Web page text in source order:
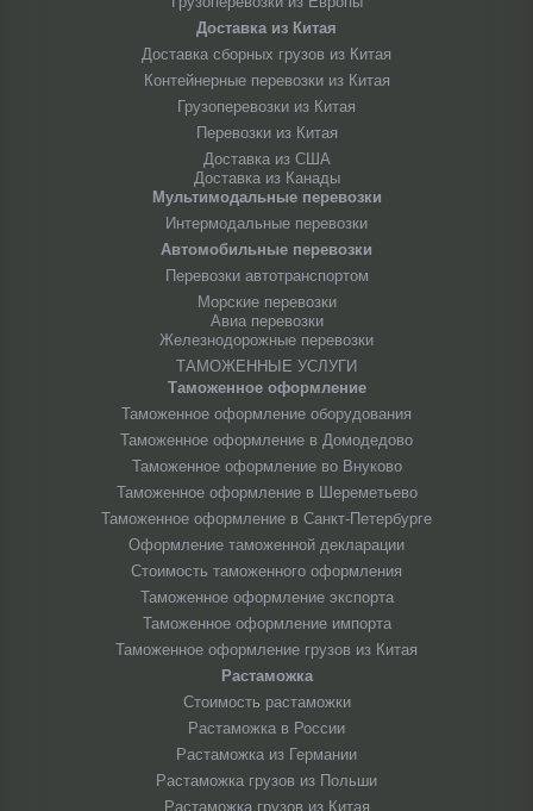
Доставка из Китая
Доставка сборных грузов из Китая
Контейнерные перевозки из Китая
Грузоперевозки из Китая
Перевозки из Китая
Доставка из США
Доставка из Канады
Мультимодальные перевозки
Интермодальные перевозки
Автомобильные перевозки
Перевозки автотранспортом
Морские перевозки
Авиа перевозки
Железнодорожные перевозки
ТАМОЖЕННЫЕ УСЛУГИ
Таможенное оформление
Таможенное оформление оборудования
Таможенное оформление в Домодедово
Таможенное оформление во Внуково
Таможенное оформление в Шереметьево
Таможенное оформление в Санкт-Петербурге
Оформление таможенной декларации
Стоимость таможенного оформления
Таможенное оформление экспорта
Таможенное оформление импорта
Таможенное оформление грузов из Китая
Растаможка
Стоимость растаможки
Растаможка в России
Растаможка из Германии
Растаможка грузов из Польши
Растаможка грузов из Китая